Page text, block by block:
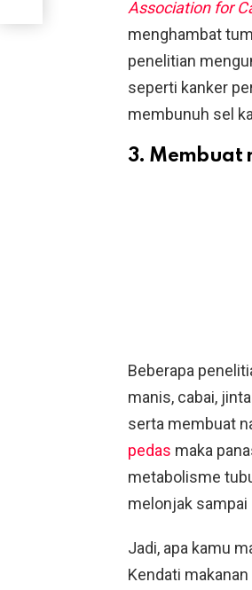
Association for
menghambat
penelitian
seperti kanker
membunuh sel
3. Membuat
Beberapa
manis, cabai,
serta membuat
pedas maka
metabolisme
melonjak sampai
Jadi, apa kamu
Kendati